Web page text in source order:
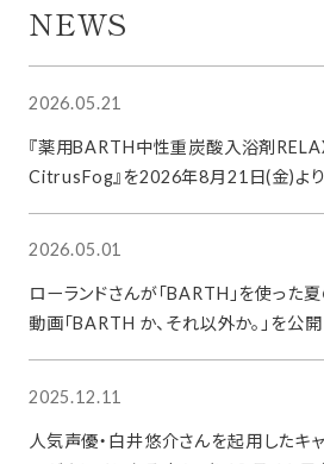
NEWS
2026.05.21
『薬用BARTH中性重炭酸入浴剤
CitrusFog』を2026年8月21日(金)よ
2026.05.01
ローランドさんが「BARTH」を使った
動画「BARTH か、それ以外か。」を公開
2025.12.11
人気声優・白井悠介さんを起用したキ